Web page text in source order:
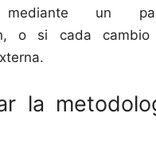
mediante un
o si cada cambio
la